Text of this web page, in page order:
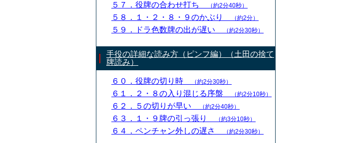
５７．役牌の合わせ打ち （約2分40秒）
５８．１・２・８・９のかぶり （約2分）
５９．ドラ色数牌の出が遅い （約2分30秒）
手役の詳細な読み方（ピンフ編）（土田の捨て
牌読み）
６０．役牌の切り時 （約2分30秒）
６１．２・８の入り混じる序盤 （約2分10秒）
６２．５の切りが早い （約2分40秒）
６３．１・９牌の引っ張り （約3分10秒）
６４．ペンチャン外しの遅さ （約2分30秒）